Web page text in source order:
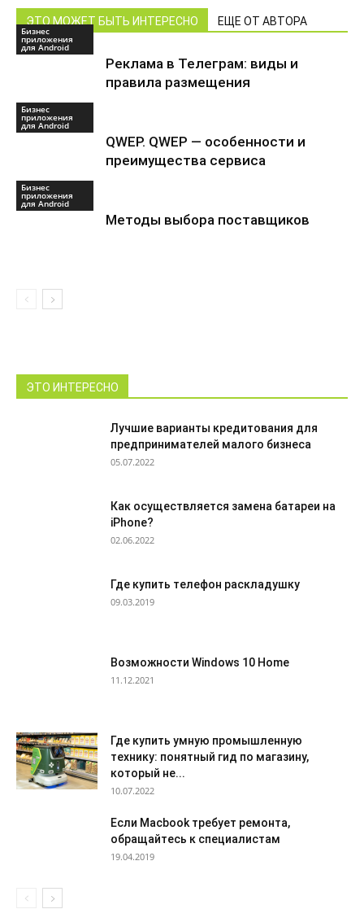
ЭТО МОЖЕТ БЫТЬ ИНТЕРЕСНО ЕЩЕ ОТ АВТОРА
Бизнес
приложения
для Android
Реклама в Телеграм: виды и
правила размещения
Бизнес
приложения
для Android
QWEP. QWEP — особенности и
преимущества сервиса
Бизнес
приложения
для Android
Методы выбора поставщиков
ЭТО ИНТЕРЕСНО
Лучшие варианты кредитования для
предпринимателей малого бизнеса
05.07.2022
Как осуществляется замена батареи на
iPhone?
02.06.2022
Где купить телефон раскладушку
09.03.2019
Возможности Windows 10 Home
11.12.2021
Где купить умную промышленную
технику: понятный гид по магазину,
который не...
10.07.2022
Если Macbook требует ремонта,
обращайтесь к специалистам
19.04.2019